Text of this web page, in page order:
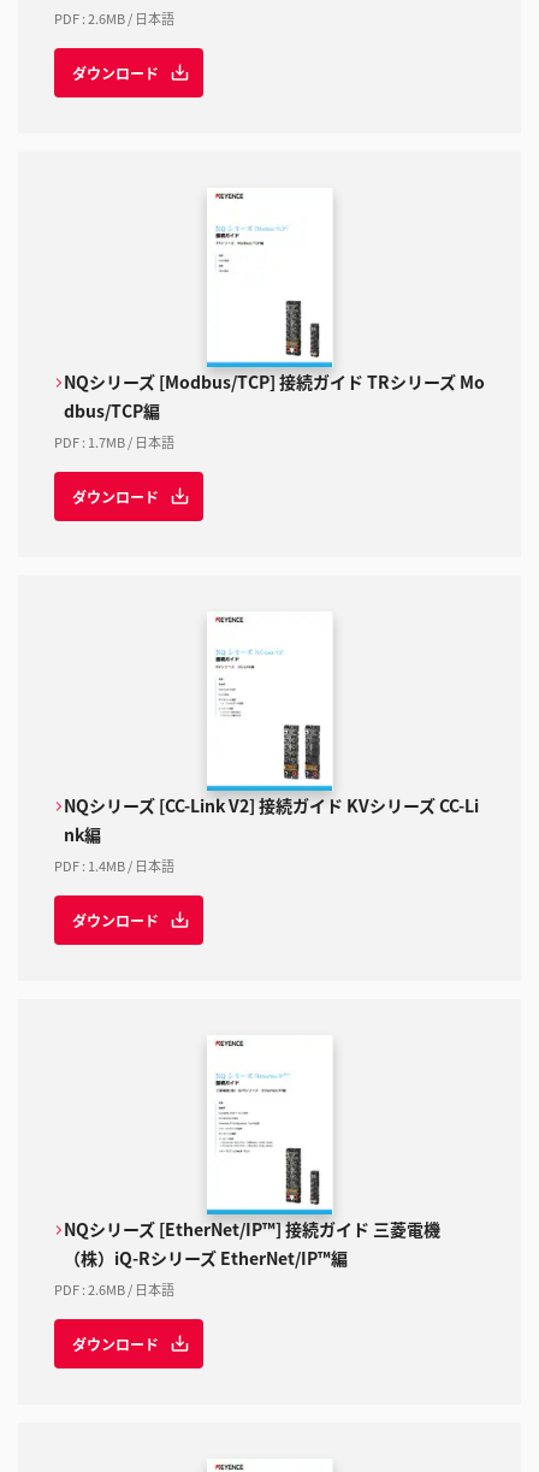
PDF:2.6MB/ 日本語
ダウンロード
NQシリーズ [Modbus/TCP] 接続ガイド TRシリーズ Mo
dbus/TCP編
PDF: 1.7MB/ 日本語
ダウンロード
NQシリーズ [CC-Link V2] 接続ガイド KVシリーズ CC-Li
nk編
PDF: 1.4MB/ 日本語
ダウンロード
NQシリーズ [EtherNet/IP™] 接続ガイド 三菱電機
（株）iQ-Rシリーズ EtherNet/IP™編
PDF:2.6MB/ 日本語
ダウンロード